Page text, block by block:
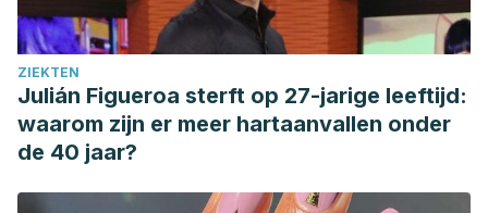
Disruptores endocrinos: información general, efectos en el
organismo y su inclusión en contenedores plásticos
reutilizables destinados al almacenaje de alimentos
(Doctoral dissertation, Universidad Finis Terrae (Chile)
Facultad de Medicina). Disponible en
Disponible en [http://repositorio.uft.cl/]
ZIEKTEN
Julián Figueroa sterft op 27-jarige leeftijd:
waarom zijn er meer hartaanvallen onder
de 40 jaar?